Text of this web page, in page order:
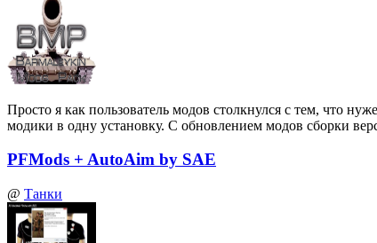
Просто я как пользователь модов столкнулся с тем, что
модики в одну установку. С обновлением модов сборки
PFMods + AutoAim by SAE
@ Танки